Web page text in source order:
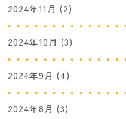
2024年11月 (2)
2024年10月 (3)
2024年9月 (4)
2024年8月 (3)